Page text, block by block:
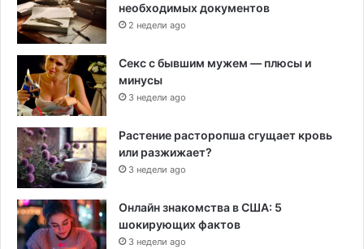
необходимых документов
2 недели ago
Секс с бывшим мужем — плюсы и
минусы
3 недели ago
Растение расторопша сгущает кровь
или разжижает?
3 недели ago
Онлайн знакомства в США: 5
шокирующих фактов
3 недели ago